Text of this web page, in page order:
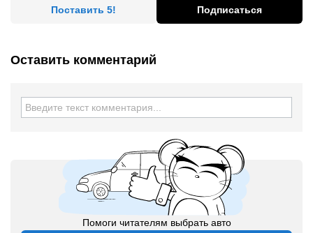
Поставить 5! Подписаться
Оставить комментарий
Помоги читателям выбрать авто